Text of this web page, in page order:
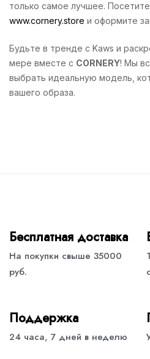
только самое лучшее.
www.cornery.store и оформите
Будьте в тренде с Kaws и
мере вместе с CORNERY! Мы
выбрать идеальную модель,
вашего образа.
Бесплатная доставка
На покупки свыше 35000
руб.
Поддержка
24 часа, 7 дней в неделю